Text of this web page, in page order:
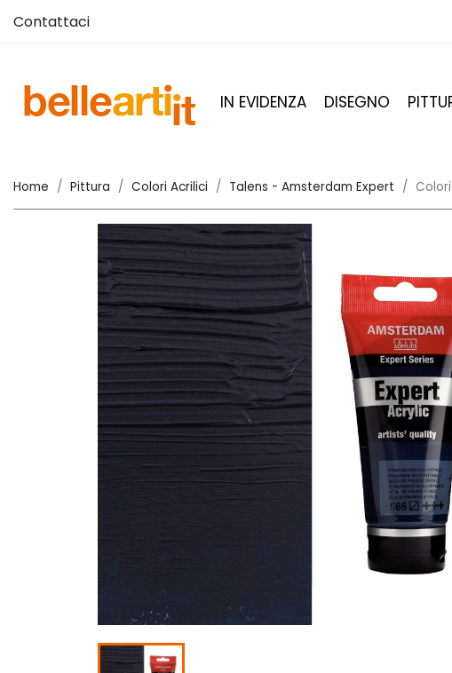
Contattaci
IN EVIDENZA DISEGNO
Home Pittura Colori Acrilici Talens - Amsterdam Expert